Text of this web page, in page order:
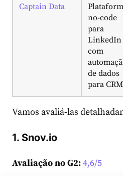
Captain Data
no-code
para
LinkedIn
com
de dados
para CRM
Vamos avaliá-las
1. Snov.io
Avaliação no G2:4,6/5